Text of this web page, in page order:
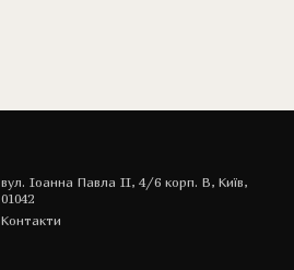
вул. Іоанна Павла II, 4/6 корп. В, Київ,
01042
Контакти